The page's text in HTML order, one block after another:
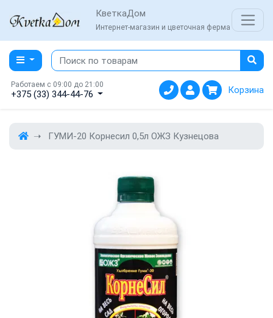
КветкаДом
Интернет-магазин и цветочная ферма
Работаем с 09:00 до 21:00
+375 (33) 344-44-76 Корзина
ГУМИ-20 Корнесил 0,5л ОЖЗ Кузнецова